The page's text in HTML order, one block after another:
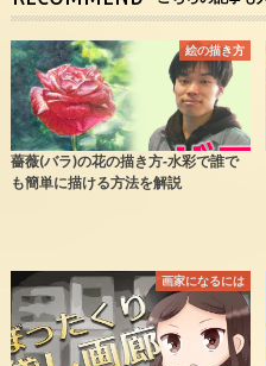
絵の描き方
薔薇(バラ)の花の描き方‐水彩で誰で
も簡単に描ける方法を解説
画家になるには